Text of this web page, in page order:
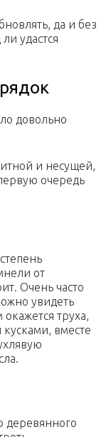
да и без
удастся
довольно
и несущей,
очередь
от
Очень часто
увидеть
труха,
вместе
деревянного